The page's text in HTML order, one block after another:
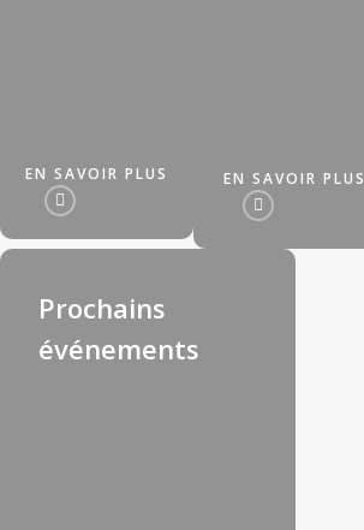
EN SAVOIR PLUS EN SAVOIR PLUS
Prochains
événements